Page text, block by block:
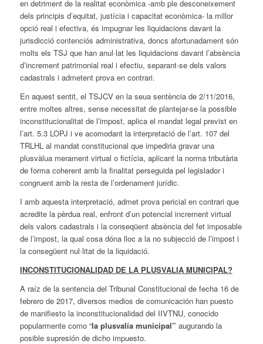
en detriment de la realitat econòmica -amb ple desconeixement
dels principis d’equitat, justícia i capacitat econòmica- la millor
opció real i efectiva, és impugnar les liquidacions davant la
jurisdicció contenciós administrativa, doncs afortunadament són
molts els TSJ que han anul·lat les liquidacions davant l’absència
d’increment patrimonial real i efectiu, separant-se dels valors
cadastrals i admetent prova en contrari.
En aquest sentit, el TSJCV en la seua sentència de 2/11/2016,
entre moltes altres, sense necessitat de plantejar-se la possible
inconstitucionalitat de l’impost, aplica el mandat legal previst en
l’art. 5.3 LOPJ i ve acomodant la interpretació de l’art. 107 del
TRLHL al mandat constitucional que impediria gravar una
plusvàlua merament virtual o fictícia, aplicant la norma tributària
de forma coherent amb la finalitat perseguida pel legislador i
congruent amb la resta de l’ordenament jurídic.
I amb aquesta interpretació, admet prova pericial en contrari que
acredite la pèrdua real, enfront d’un potencial increment virtual
dels valors cadastrals i la conseqüent absència del fet imposable
de l’impost, la qual cosa dóna lloc a la no subjecció de l’impost i
la consegüent nul·litat de la liquidació.
INCONSTITUCIONALIDAD DE LA PLUSVALIA MUNICIPAL?
A raíz de la sentencia del Tribunal Constitucional de fecha 16 de
febrero de 2017, diversos medios de comunicación han puesto
de manifiesto la inconstitucionalidad del IIVTNU, conocido
popularmente como “la plusvalía municipal” augurando la
posible supresión de dicho impuesto.